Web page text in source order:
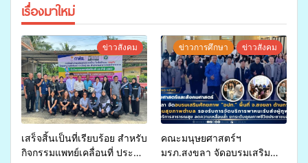
เรื่องมาใหม่
ข่าวสังคม
เสร็จสิ้นเป็นที่เรียบร้อย สำหรับ
กิจกรรมแพทย์เคลื่อนที่ ประจำ
ข่าวการศึกษา ข่าวสังคม
คณะมนุษยศาสตร์ฯ
มรภ.สงขลา จัดอบรมเสริม